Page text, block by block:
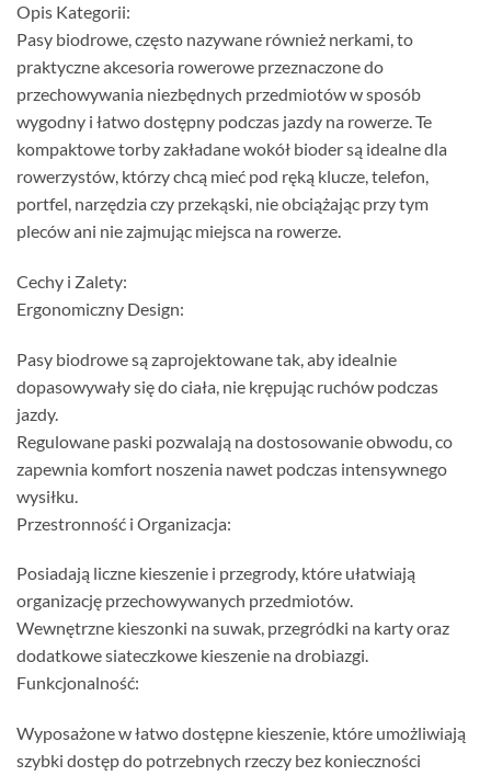
Opis Kategorii:
Pasy biodrowe, często nazywane również nerkami, to
praktyczne akcesoria rowerowe przeznaczone do
przechowywania niezbędnych przedmiotów w sposób
wygodny i łatwo dostępny podczas jazdy na rowerze. Te
kompaktowe torby zakładane wokół bioder są idealne dla
rowerzystów, którzy chcą mieć pod ręką klucze, telefon,
portfel, narzędzia czy przekąski, nie obciążając przy tym
pleców ani nie zajmując miejsca na rowerze.
Cechy i Zalety:
Ergonomiczny Design:
Pasy biodrowe są zaprojektowane tak, aby idealnie
dopasowywały się do ciała, nie krępując ruchów podczas
jazdy.
Regulowane paski pozwalają na dostosowanie obwodu, co
zapewnia komfort noszenia nawet podczas intensywnego
wysiłku.
Przestronność i Organizacja:
Posiadają liczne kieszenie i przegrody, które ułatwiają
organizację przechowywanych przedmiotów.
Wewnętrzne kieszonki na suwak, przegródki na karty oraz
dodatkowe siateczkowe kieszenie na drobiazgi.
Funkcjonalność:
Wyposażone w łatwo dostępne kieszenie, które umożliwiają
szybki dostęp do potrzebnych rzeczy bez konieczności